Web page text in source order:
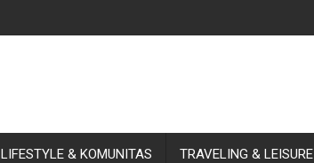
LIFESTYLE & KOMUNITAS TRAVELING & LEISURE